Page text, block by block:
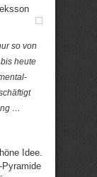
so von
heute
…
Idee.
Pyramide